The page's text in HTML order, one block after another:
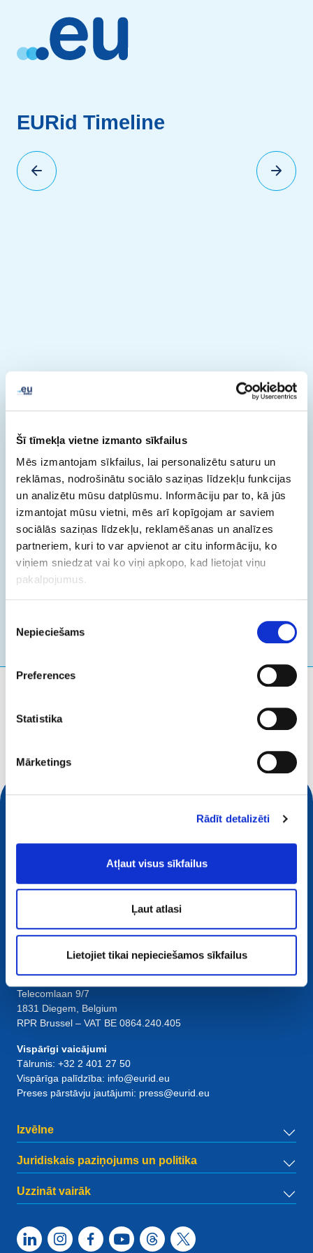
Šī tīmekļa vietne izmanto sīkfailus
Mēs izmantojam sīkfailus, lai personalizētu saturu un
reklāmas, nodrošinātu sociālo saziņas līdzekļu funkcijas
un analizētu mūsu datplūsmu. Informāciju par to, kā jūs
izmantojat mūsu vietni, mēs arī kopīgojam ar saviem
sociālās saziņas līdzekļu, reklamēšanas un analīzes
partneriem, kuri to var apvienot ar citu informāciju, ko
viņiem sniedzat vai ko viņi apkopo, kad lietojat viņu
pakalpojumus.
izvēle
Nepieciešams
Preferences
Statistika
Mārketings
Rādīt detalizēti
Atļaut visus sīkfailus
Ļaut atlasi
Lietojiet tikai nepieciešamos sīkfailus
EURid Timeline
Meklēšanas vaicājums
Kontaktinformācija
European Registry for Internet Domains vzw (EURid)
Telecomlaan 9/7
1831 Diegem , Belgium
RPR Brussel – VAT BE 0864.240.405
Vispārīgi vaicājumi
Tālrunis: +32 2 401 27 50
Vispārīga palīdzība: info@eurid.eu
Preses pārstāvju jautājumi: press@eurid.eu
Izvēlne
Juridiskais paziņojums un politika
Uzzināt vairāk